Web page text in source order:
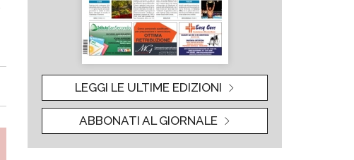
LEGGI LE ULTIME EDIZIONI
ABBONATI AL GIORNALE